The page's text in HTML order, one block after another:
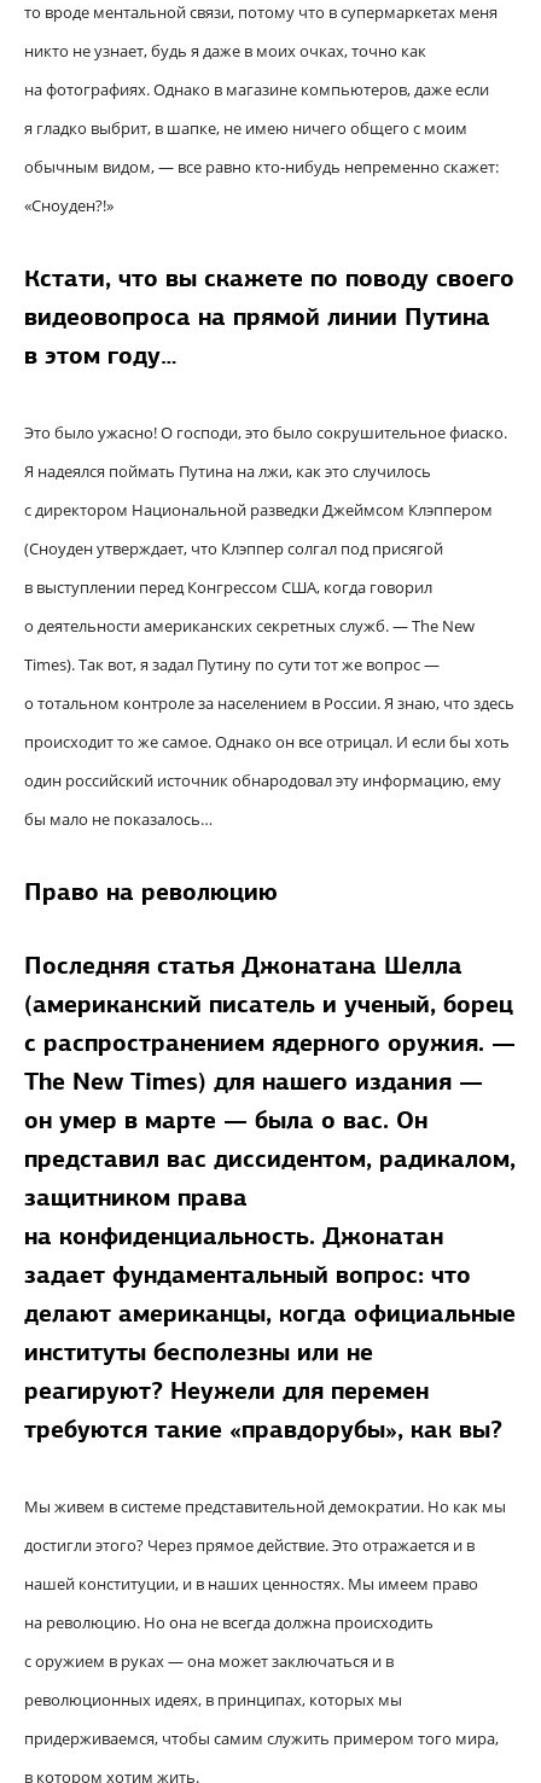
то вроде ментальной связи, потому что в супермаркетах меня
никто не узнает, будь я даже в моих очках, точно как
на фотографиях. Однако в магазине компьютеров, даже если
я гладко выбрит, в шапке, не имею ничего общего с моим
обычным видом, — все равно кто-нибудь непременно скажет:
«Сноуден?!»
Кстати, что вы скажете по поводу своего
видеовопроса на прямой линии Путина
в этом году…
Это было ужасно! О господи, это было сокрушительное фиаско.
Я надеялся поймать Путина на лжи, как это случилось
с директором Национальной разведки Джеймсом Клэппером
(Сноуден утверждает, что Клэппер солгал под присягой
в выступлении перед Конгрессом США, когда говорил
о деятельности американских секретных служб. — The New
Times). Так вот, я задал Путину по сути тот же вопрос —
о тотальном контроле за населением в России. Я знаю, что здесь
происходит то же самое. Однако он все отрицал. И если бы хоть
один российский источник обнародовал эту информацию, ему
бы мало не показалось…
Право на революцию
Последняя статья Джонатана Шелла
(американский писатель и ученый, борец
с распространением ядерного оружия. —
The New Times) для нашего издания —
он умер в марте — была о вас. Он
представил вас диссидентом, радикалом,
защитником права
на конфиденциальность. Джонатан
задает фундаментальный вопрос: что
делают американцы, когда официальные
институты бесполезны или не
реагируют? Неужели для перемен
требуются такие «правдорубы», как вы?
Мы живем в системе представительной демократии. Но как мы
достигли этого? Через прямое действие. Это отражается и в
нашей конституции, и в наших ценностях. Мы имеем право
на революцию. Но она не всегда должна происходить
с оружием в руках — она может заключаться и в
революционных идеях, в принципах, которых мы
придерживаемся, чтобы самим служить примером того мира,
в котором хотим жить.